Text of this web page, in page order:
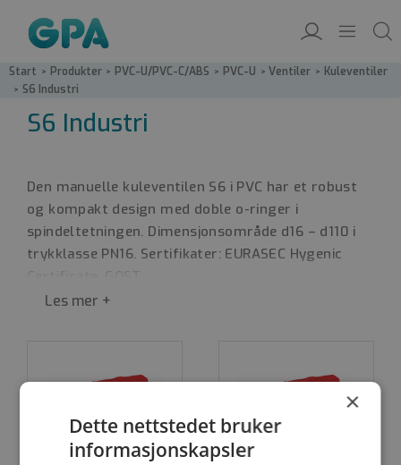
Start / Produkter / PVC-U/PVC-C/ABS / PVC-U / Ventiler / Kuleventiler
/ S6 Industri
S6 Industri
Den manuelle kuleventilen S6 i PVC har et robust
og kompakt design med doble o-ringer i
spindeltetningen. Dimensjonsområde d16 – d110 i
trykklasse PN16. Sertifikater: EURASEC Hygenic
S6 Industri leveres med ventilsete i PTFE og
industriventilen kjennetegnes av sitt røde håndtak.
tetninger i EPDM. Dette gjør ventilen til et
økonomisk alternativ i applikasjoner med rent vann
×
Dette nettstedet bruker
informasjonskapsler